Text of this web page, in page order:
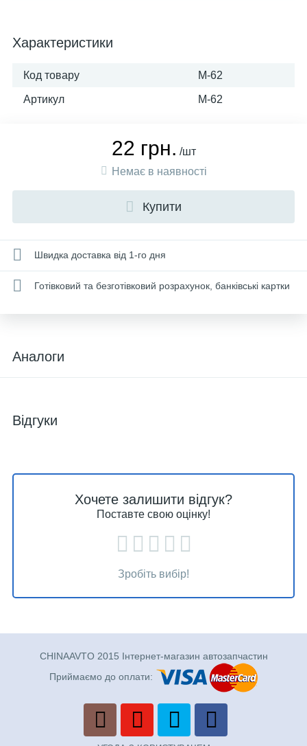
Характеристики
Код товару M-62
Артикул M-62
22 грн. /шт
Немає в наявності
Купити
Швидка доставка від 1-го дня
Готівковий та безготівковий розрахунок, банківські картки
Аналоги
Відгуки
Хочете залишити відгук?
Поставте свою оцінку!
Зробіть вибір!
CHINAAVTO 2015 Інтернет-магазин автозапчастин
Приймаємо до оплати: